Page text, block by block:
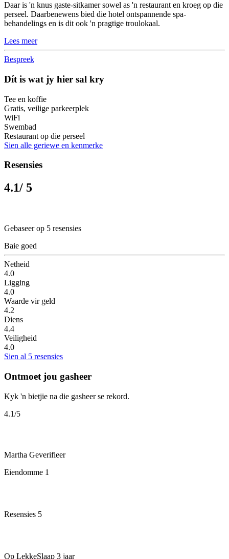
Daar is 'n knus gaste-sitkamer sowel as 'n restaurant en kroeg op die
perseel. Daarbenewens bied die hotel ontspannende spa-
behandelings en is dit ook 'n pragtige troulokaal.
Lees meer
Bespreek
Dít is wat jy hier sal kry
Tee en koffie
Gratis, veilige parkeerplek
WiFi
Swembad
Restaurant op die perseel
Sien alle geriewe en kenmerke
Resensies
4.1/ 5
Gebaseer op 5 resensies
Baie goed
Netheid
4.0
Ligging
4.0
Waarde vir geld
4.2
Diens
4.4
Veiligheid
4.0
Sien al 5 resensies
Ontmoet jou gasheer
Kyk 'n bietjie na die gasheer se rekord.
4.1/5
Martha Geverifieer
Eiendomme 1
Resensies 5
Op LekkeSlaap 3 jaar